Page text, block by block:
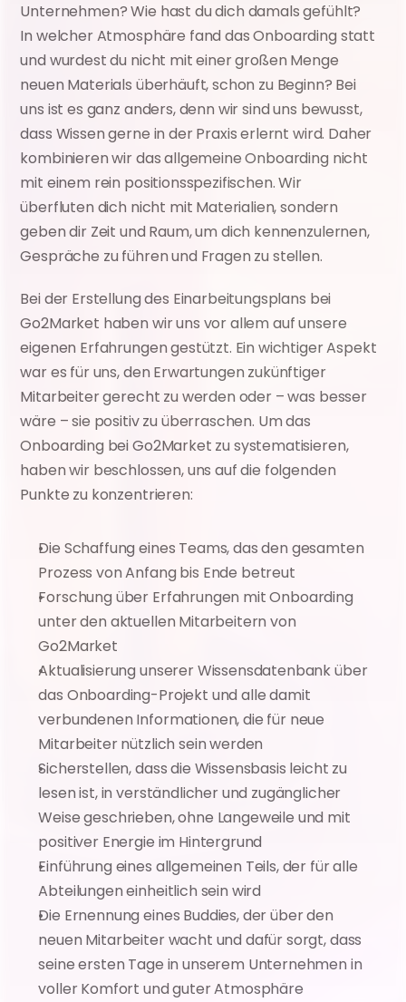
Unternehmen? Wie hast du dich damals gefühlt?
In welcher Atmosphäre fand das Onboarding statt
und wurdest du nicht mit einer großen Menge
neuen Materials überhäuft, schon zu Beginn? Bei
uns ist es ganz anders, denn wir sind uns bewusst,
dass Wissen gerne in der Praxis erlernt wird. Daher
kombinieren wir das allgemeine Onboarding nicht
mit einem rein positionsspezifischen. Wir
überfluten dich nicht mit Materialien, sondern
geben dir Zeit und Raum, um dich kennenzulernen,
Gespräche zu führen und Fragen zu stellen.
Bei der Erstellung des Einarbeitungsplans bei
Go2Market haben wir uns vor allem auf unsere
eigenen Erfahrungen gestützt. Ein wichtiger Aspekt
war es für uns, den Erwartungen zukünftiger
Mitarbeiter gerecht zu werden oder – was besser
wäre – sie positiv zu überraschen. Um das
Onboarding bei Go2Market zu systematisieren,
haben wir beschlossen, uns auf die folgenden
Punkte zu konzentrieren:
Die Schaffung eines Teams, das den gesamten
Prozess von Anfang bis Ende betreut
Forschung über Erfahrungen mit Onboarding
unter den aktuellen Mitarbeitern von
Go2Market
Aktualisierung unserer Wissensdatenbank über
das Onboarding-Projekt und alle damit
verbundenen Informationen, die für neue
Mitarbeiter nützlich sein werden
Sicherstellen, dass die Wissensbasis leicht zu
lesen ist, in verständlicher und zugänglicher
Weise geschrieben, ohne Langeweile und mit
positiver Energie im Hintergrund
Einführung eines allgemeinen Teils, der für alle
Abteilungen einheitlich sein wird
Die Ernennung eines Buddies, der über den
neuen Mitarbeiter wacht und dafür sorgt, dass
seine ersten Tage in unserem Unternehmen in
voller Komfort und guter Atmosphäre